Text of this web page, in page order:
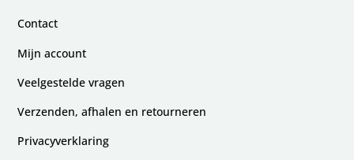
Contact
Mijn account
Veelgestelde vragen
Verzenden, afhalen en retourneren
Privacyverklaring